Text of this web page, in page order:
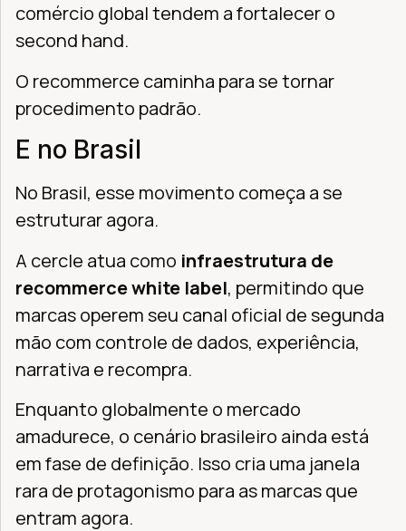
comércio global tendem a fortalecer o
second hand.
O recommerce caminha para se tornar
procedimento padrão.
E no Brasil
No Brasil, esse movimento começa a se
estruturar agora.
A cercle atua como infraestrutura de
recommerce white label, permitindo que
marcas operem seu canal oficial de segunda
mão com controle de dados, experiência,
narrativa e recompra.
Enquanto globalmente o mercado
amadurece, o cenário brasileiro ainda está
em fase de definição. Isso cria uma janela
rara de protagonismo para as marcas que
entram agora.